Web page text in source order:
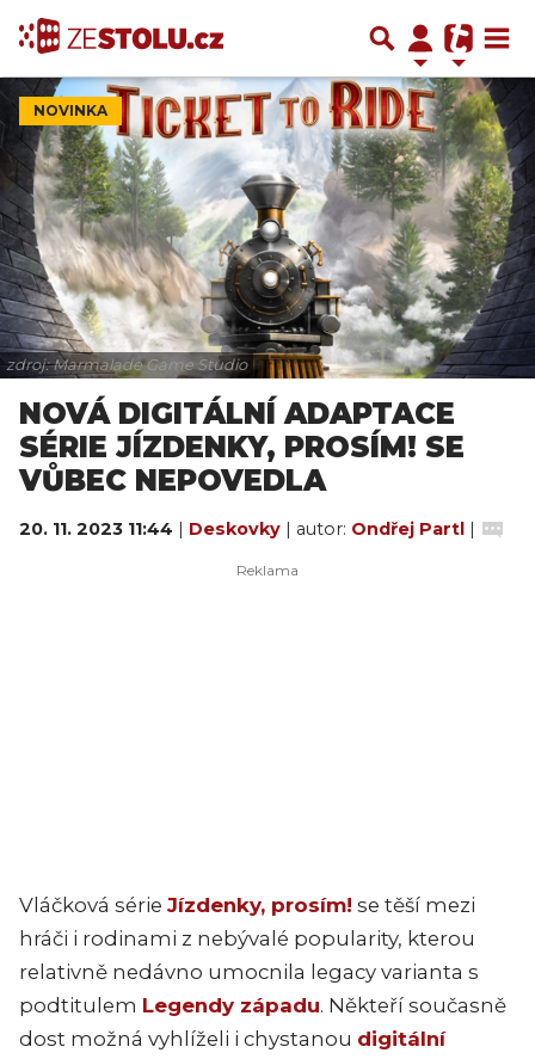
NOVINKA
zdroj: Marmalade Game Studio
NOVÁ DIGITÁLNÍ ADAPTACE
SÉRIE JÍZDENKY, PROSÍM! SE
VŮBEC NEPOVEDLA
20. 11. 2023 11:44 | Deskovky | autor: Ondřej Partl |
Vláčková série Jízdenky, prosím! se těší mezi
hráči i rodinami z nebývalé popularity, kterou
relativně nedávno umocnila legacy varianta s
podtitulem Legendy západu. Někteří současně
dost možná vyhlíželi i chystanou digitální